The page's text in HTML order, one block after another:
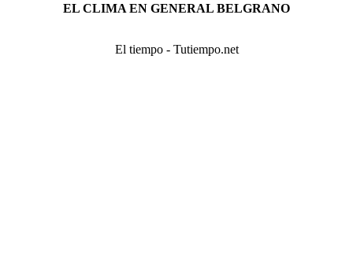
EL CLIMA EN GENERAL BELGRANO
El tiempo - Tutiempo.net